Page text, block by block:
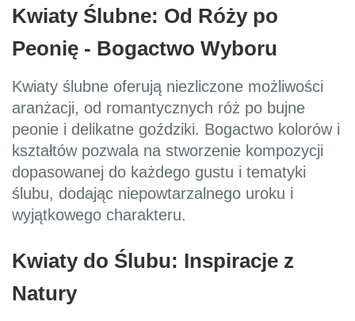
Kwiaty Ślubne: Od Róży po
Peonię - Bogactwo Wyboru
Kwiaty ślubne oferują niezliczone możliwości
aranżacji, od romantycznych róż po bujne
peonie i delikatne goździki. Bogactwo kolorów i
kształtów pozwala na stworzenie kompozycji
dopasowanej do każdego gustu i tematyki
ślubu, dodając niepowtarzalnego uroku i
wyjątkowego charakteru.
Kwiaty do Ślubu: Inspiracje z
Natury